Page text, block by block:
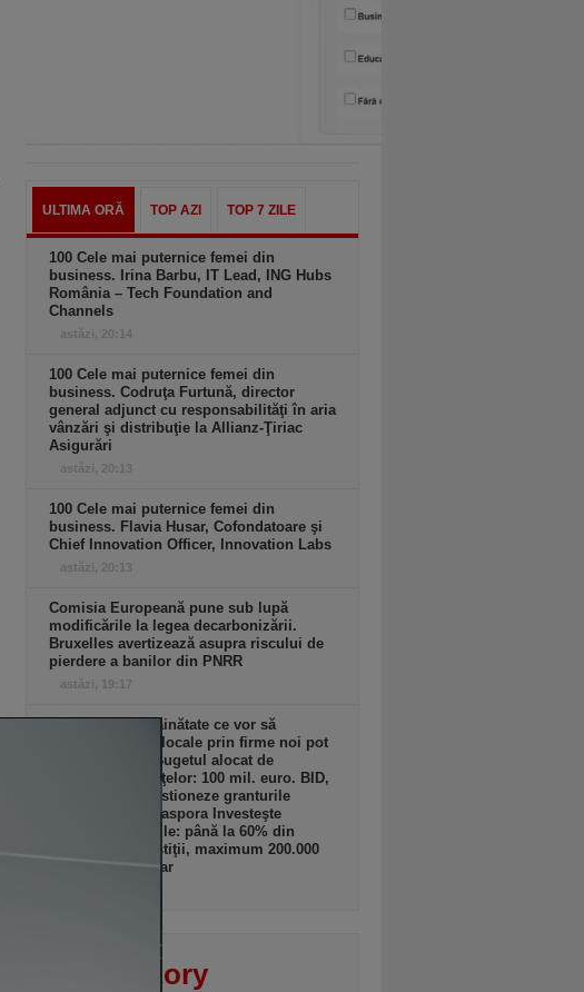
ULTIMA ORĂ TOP AZI TOP 7 ZILE
100 Cele mai puternice femei din
business. Irina Barbu, IT Lead, ING Hubs
România – Tech Foundation and
Channels
astăzi, 20:14
100 Cele mai puternice femei din
business. Codruţa Furtună, director
general adjunct cu responsabilităţi în aria
vânzări şi distribuţie la Allianz-Ţiriac
Asigurări
astăzi, 20:13
100 Cele mai puternice femei din
business. Flavia Husar, Cofondatoare şi
Chief Innovation Officer, Innovation Labs
astăzi, 20:13
Comisia Europeană pune sub lupă
modificările la legea decarbonizării.
Bruxelles avertizează asupra riscului de
pierdere a banilor din PNRR
astăzi, 19:17
Românii din străinătate ce vor să
dezvolte afaceri locale prin firme noi pot
primi granturi. Bugetul alocat de
Ministerul Finanţelor: 100 mil. euro. BID,
mandatată să gestioneze granturile
programului „Diaspora Investeşte
Acasă”. Granturile: până la 60% din
creditul de investiţii, maximum 200.000
de euro/beneficiar
Cover story